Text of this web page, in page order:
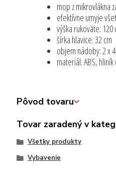
mop z mikrovlákna
efektívne umyje
výška rukoväte: 120
šírka hlavice: 32 cm
objem nádoby: 2 x
materiál: ABS,
Pôvod tovaru
Tovar zaradený v
Všetky produkty
Vybavenie